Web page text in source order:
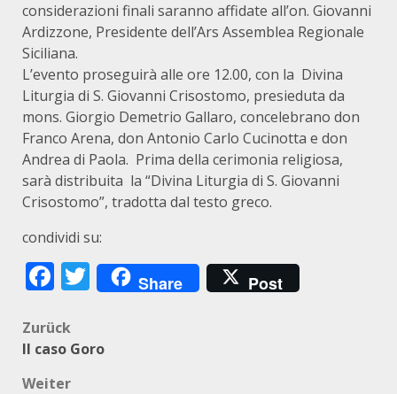
considerazioni finali saranno affidate all’on. Giovanni
Ardizzone, Presidente dell’Ars Assemblea Regionale
Siciliana.
L’evento proseguirà alle ore 12.00, con la Divina
Liturgia di S. Giovanni Crisostomo, presieduta da
mons. Giorgio Demetrio Gallaro, concelebrano don
Franco Arena, don Antonio Carlo Cucinotta e don
Andrea di Paola. Prima della cerimonia religiosa,
sarà distribuita la “Divina Liturgia di S. Giovanni
Crisostomo”, tradotta dal testo greco.
condividi su:
Facebook
Twitter
Share Post
Beitragsnavigation
Zurück
Il caso Goro
Weiter